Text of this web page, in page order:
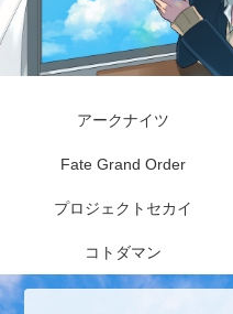
アークナイツ
Fate Grand Order
プロジェクトセカイ
コトダマン